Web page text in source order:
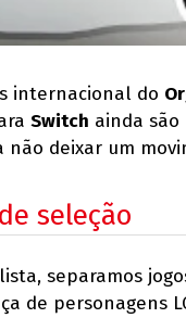
internacional do
Switch ainda
não deixar um
seleção
separamos
de personagens